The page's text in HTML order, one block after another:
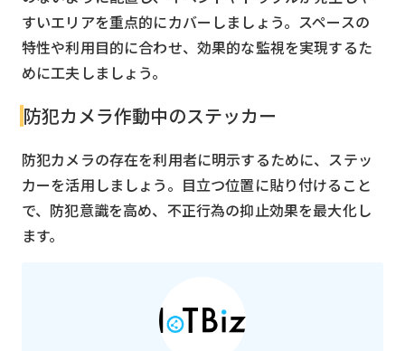
すいエリアを重点的にカバーしましょう。スペースの
特性や利用目的に合わせ、効果的な監視を実現するた
めに工夫しましょう。
防犯カメラ作動中のステッカー
防犯カメラの存在を利用者に明示するために、ステッ
カーを活用しましょう。目立つ位置に貼り付けること
で、防犯意識を高め、不正行為の抑止効果を最大化し
ます。